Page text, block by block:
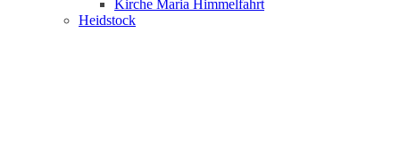
Kirche Maria Himmelfahrt
Heidstock